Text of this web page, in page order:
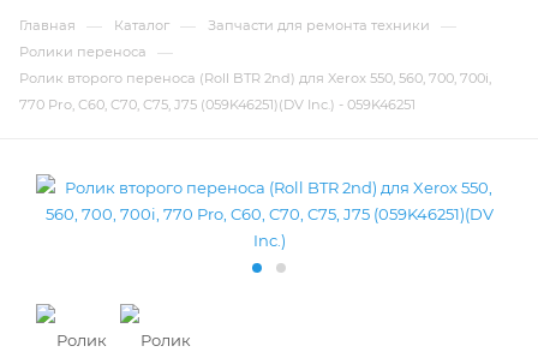
Главная — Каталог — Запчасти для ремонта техники —
Ролики переноса —
Ролик второго переноса (Roll BTR 2nd) для Xerox 550, 560, 700, 700i,
770 Pro, C60, C70, C75, J75 (059K46251)(DV Inc.) - 059K46251